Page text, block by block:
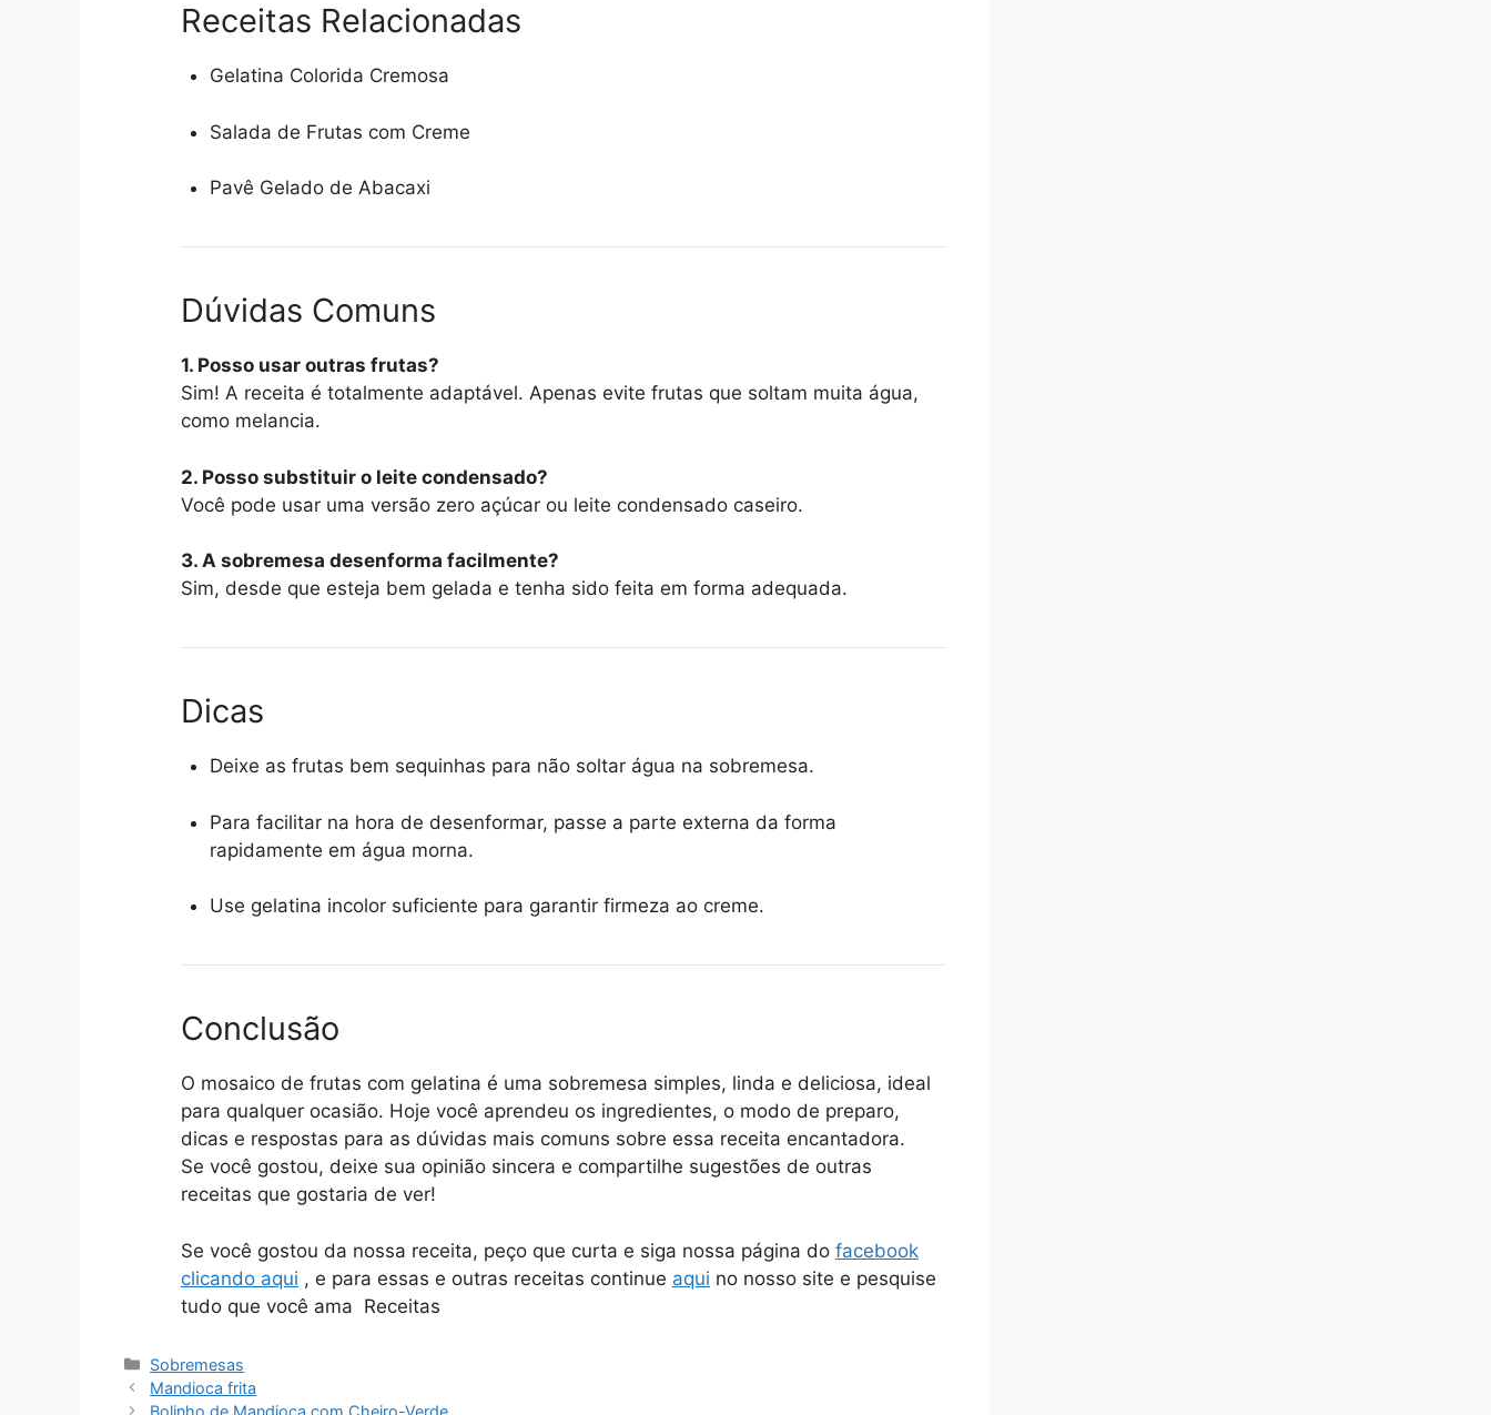
Receitas Relacionadas
Gelatina Colorida Cremosa
Salada de Frutas com Creme
Pavê Gelado de Abacaxi
Dúvidas Comuns
1. Posso usar outras frutas?
Sim! A receita é totalmente adaptável. Apenas evite frutas que soltam muita água,
como melancia.
2. Posso substituir o leite condensado?
Você pode usar uma versão zero açúcar ou leite condensado caseiro.
3. A sobremesa desenforma facilmente?
Sim, desde que esteja bem gelada e tenha sido feita em forma adequada.
Dicas
Deixe as frutas bem sequinhas para não soltar água na sobremesa.
Para facilitar na hora de desenformar, passe a parte externa da forma
rapidamente em água morna.
Use gelatina incolor suficiente para garantir firmeza ao creme.
Conclusão
O mosaico de frutas com gelatina é uma sobremesa simples, linda e deliciosa, ideal
para qualquer ocasião. Hoje você aprendeu os ingredientes, o modo de preparo,
dicas e respostas para as dúvidas mais comuns sobre essa receita encantadora.
Se você gostou, deixe sua opinião sincera e compartilhe sugestões de outras
receitas que gostaria de ver!
Se você gostou da nossa receita, peço que curta e siga nossa página do facebook
clicando aqui , e para essas e outras receitas continue aqui no nosso site e pesquise
tudo que você ama Receitas
Categorias
Sobremesas
Mandioca frita
Bolinho de Mandioca com Cheiro-Verde